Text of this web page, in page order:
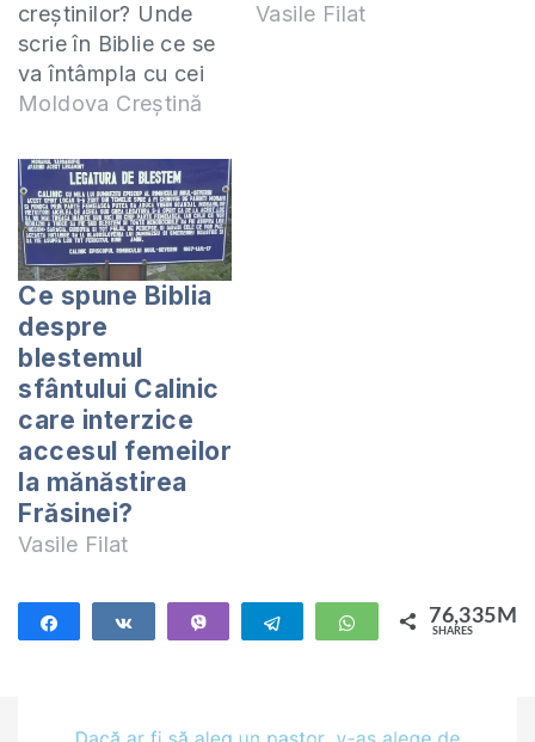
creștinilor? Unde
scrie în Biblie ce se
va întâmpla cu cei
care prigonesc pe
Ce va fi cu cei ce
prigonesc? Am
primit așa o
întrebare și răspund
din 2 Tesaloniceni
1:3-10. Vă invit să
ascultați răspunsul.
Pastorul Vasile Filat
poate…
Moldova Creștină
Vasile Filat
Ce spune Biblia
despre
blestemul
sfântului Calinic
care interzice
accesul femeilor
la mănăstirea
Frăsinei?
Vasile Filat
Share Share Telegram WhatsApp76,335M
SHARES